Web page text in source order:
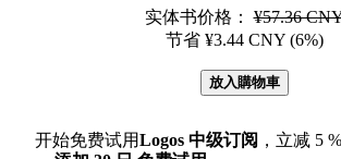
实体书价格：¥57.36
节省 ¥3.44 CNY (6%)
放入購物車
开始免费试用Logos 中级订阅 ，立减 5 %